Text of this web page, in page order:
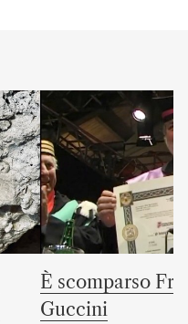
È scomparso
Guccini